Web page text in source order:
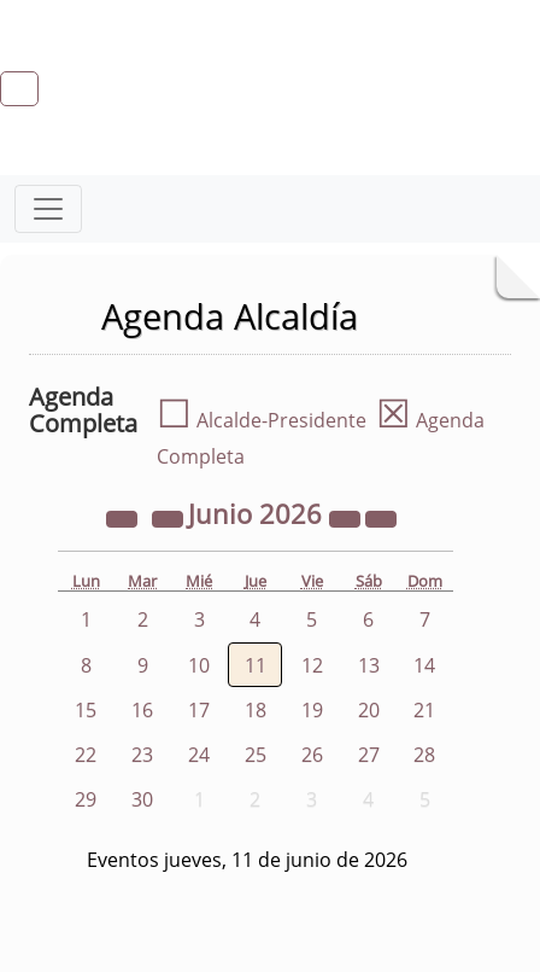
Agenda Alcaldía
Agenda
Completa
☐ Alcalde-Presidente ☒ Agenda
Completa
Junio 2026
Lun Mar Mié Jue Vie Sáb Dom
1 2 3 4 5 6
7
8
9 10 11 12 13
14
15
16 17 18 19 20
21
22
23 24 25 26 27
28
29
30 1 2 3 4 5
Eventos jueves, 11 de junio de 2026